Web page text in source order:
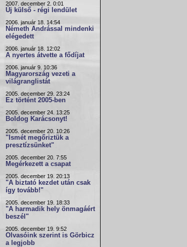
2007. december 2. 0:01
Új külső - régi lendület
2006. január 18. 14:54
Németh Andrással mindenki
elégedett
2006. január 18. 12:02
A nyertes átvette a fődíjat
2006. január 9. 10:36
Magyarország vezeti a
világranglistát
2005. december 29. 23:24
Ez történt 2005-ben
2005. december 24. 13:25
Boldog Karácsonyt!
2005. december 20. 10:26
"Ismét megőriztük a
presztízsünket"
2005. december 20. 7:55
Megérkezett a csapat
2005. december 19. 20:13
"A biztató kezdet után csak
így tovább!"
2005. december 19. 18:33
"A harmadik hely önmagáért
beszél"
2005. december 19. 9:52
Olvasóink szerint is Görbicz
a legjobb